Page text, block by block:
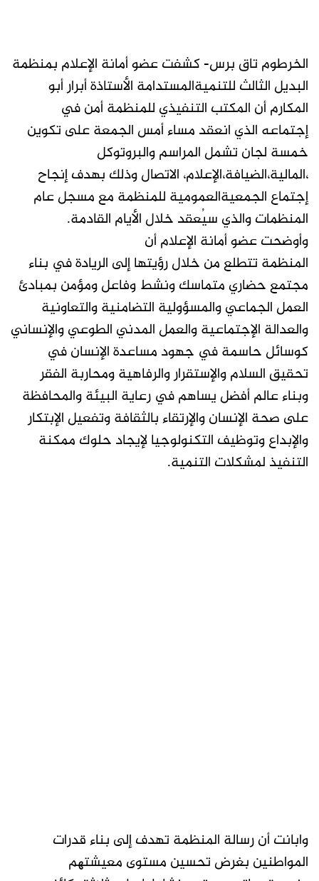
الخرطوم تاق برس- كشفت عضو أمانة الإعلام بمنظمة
البديل الثالث للتنميةالمستدامة الأستاذة أبرار أبو
المكارم أن المكتب التنفيذي للمنظمة أمن في
إجتماعه الذي انعقد مساء أمس الجمعة على تكوين
خمسة لجان تشمل المراسم والبروتوكل
،المالية،الضيافة،الإعلام، الاتصال وذلك بهدف إنجاح
إجتماع الجمعيةالعمومية للمنظمة مع مسجل عام
المنظمات والذي سيُعقد خلال الأيام القادمة.
وأوضحت عضو أمانة الإعلام أن
المنظمة تتطلع من خلال رؤيتها إلى الريادة في بناء
مجتمع حضاري متماسك ونشط وفاعل ومؤمن بمبادئ
العمل الجماعي والمسؤولية التضامنية والتعاونية
والعدالة الإجتماعية والعمل المدني الطوعي والإنساني
كوسائل حاسمة في جهود مساعدة الإنسان في
تحقيق السلام والإستقرار والرفاهية ومحاربة الفقر
وبناء عالم أفضل يساهم في رعاية البيئة والمحافظة
على صحة الإنسان والإرتقاء بالثقافة وتفعيل الإبتكار
والإبداع وتوظيف التكنولوجيا لإيجاد حلوك ممكنة
التنفيذ لمشكلات التنمية.
وابانت أن رسالة المنظمة تهدف إلى بناء قدرات
المواطنین بغرض تحسین مستوى معیشتھم